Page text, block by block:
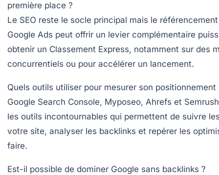
première place ?
Le SEO reste le socle principal mais le
Google Ads peut offrir un levier complémentaire
obtenir un Classement Express, notamment sur des
concurrentiels ou pour accélérer un lancement.
Quels outils utiliser pour mesurer son positionnement
Google Search Console, Myposeo, Ahrefs et
les outils incontournables qui permettent de suivre
votre site, analyser les backlinks et repérer les
faire.
Est-il possible de dominer Google sans backlinks ?